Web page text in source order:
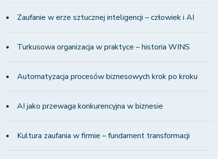
Zaufanie w erze sztucznej inteligencji – człowiek i AI
Turkusowa organizacja w praktyce – historia WINS
Automatyzacja procesów biznesowych krok po kroku
AI jako przewaga konkurencyjna w biznesie
Kultura zaufania w firmie – fundament transformacji